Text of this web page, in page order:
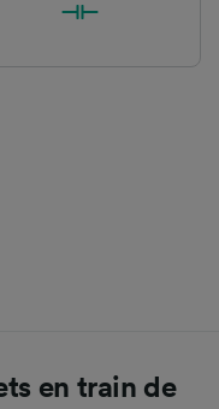
en train de